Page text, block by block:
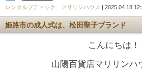
レンタルブティック マリリンハウス | 2025.04.18
姫路市の成人式は、松田聖子ブランド
こんにちは！
山陽百貨店マリリンハ